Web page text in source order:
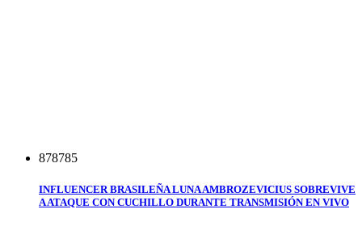
878785
INFLUENCER BRASILEÑA LUNA AMBROZEVICIUS SOBREVIVE
A ATAQUE CON CUCHILLO DURANTE TRANSMISIÓN EN VIVO